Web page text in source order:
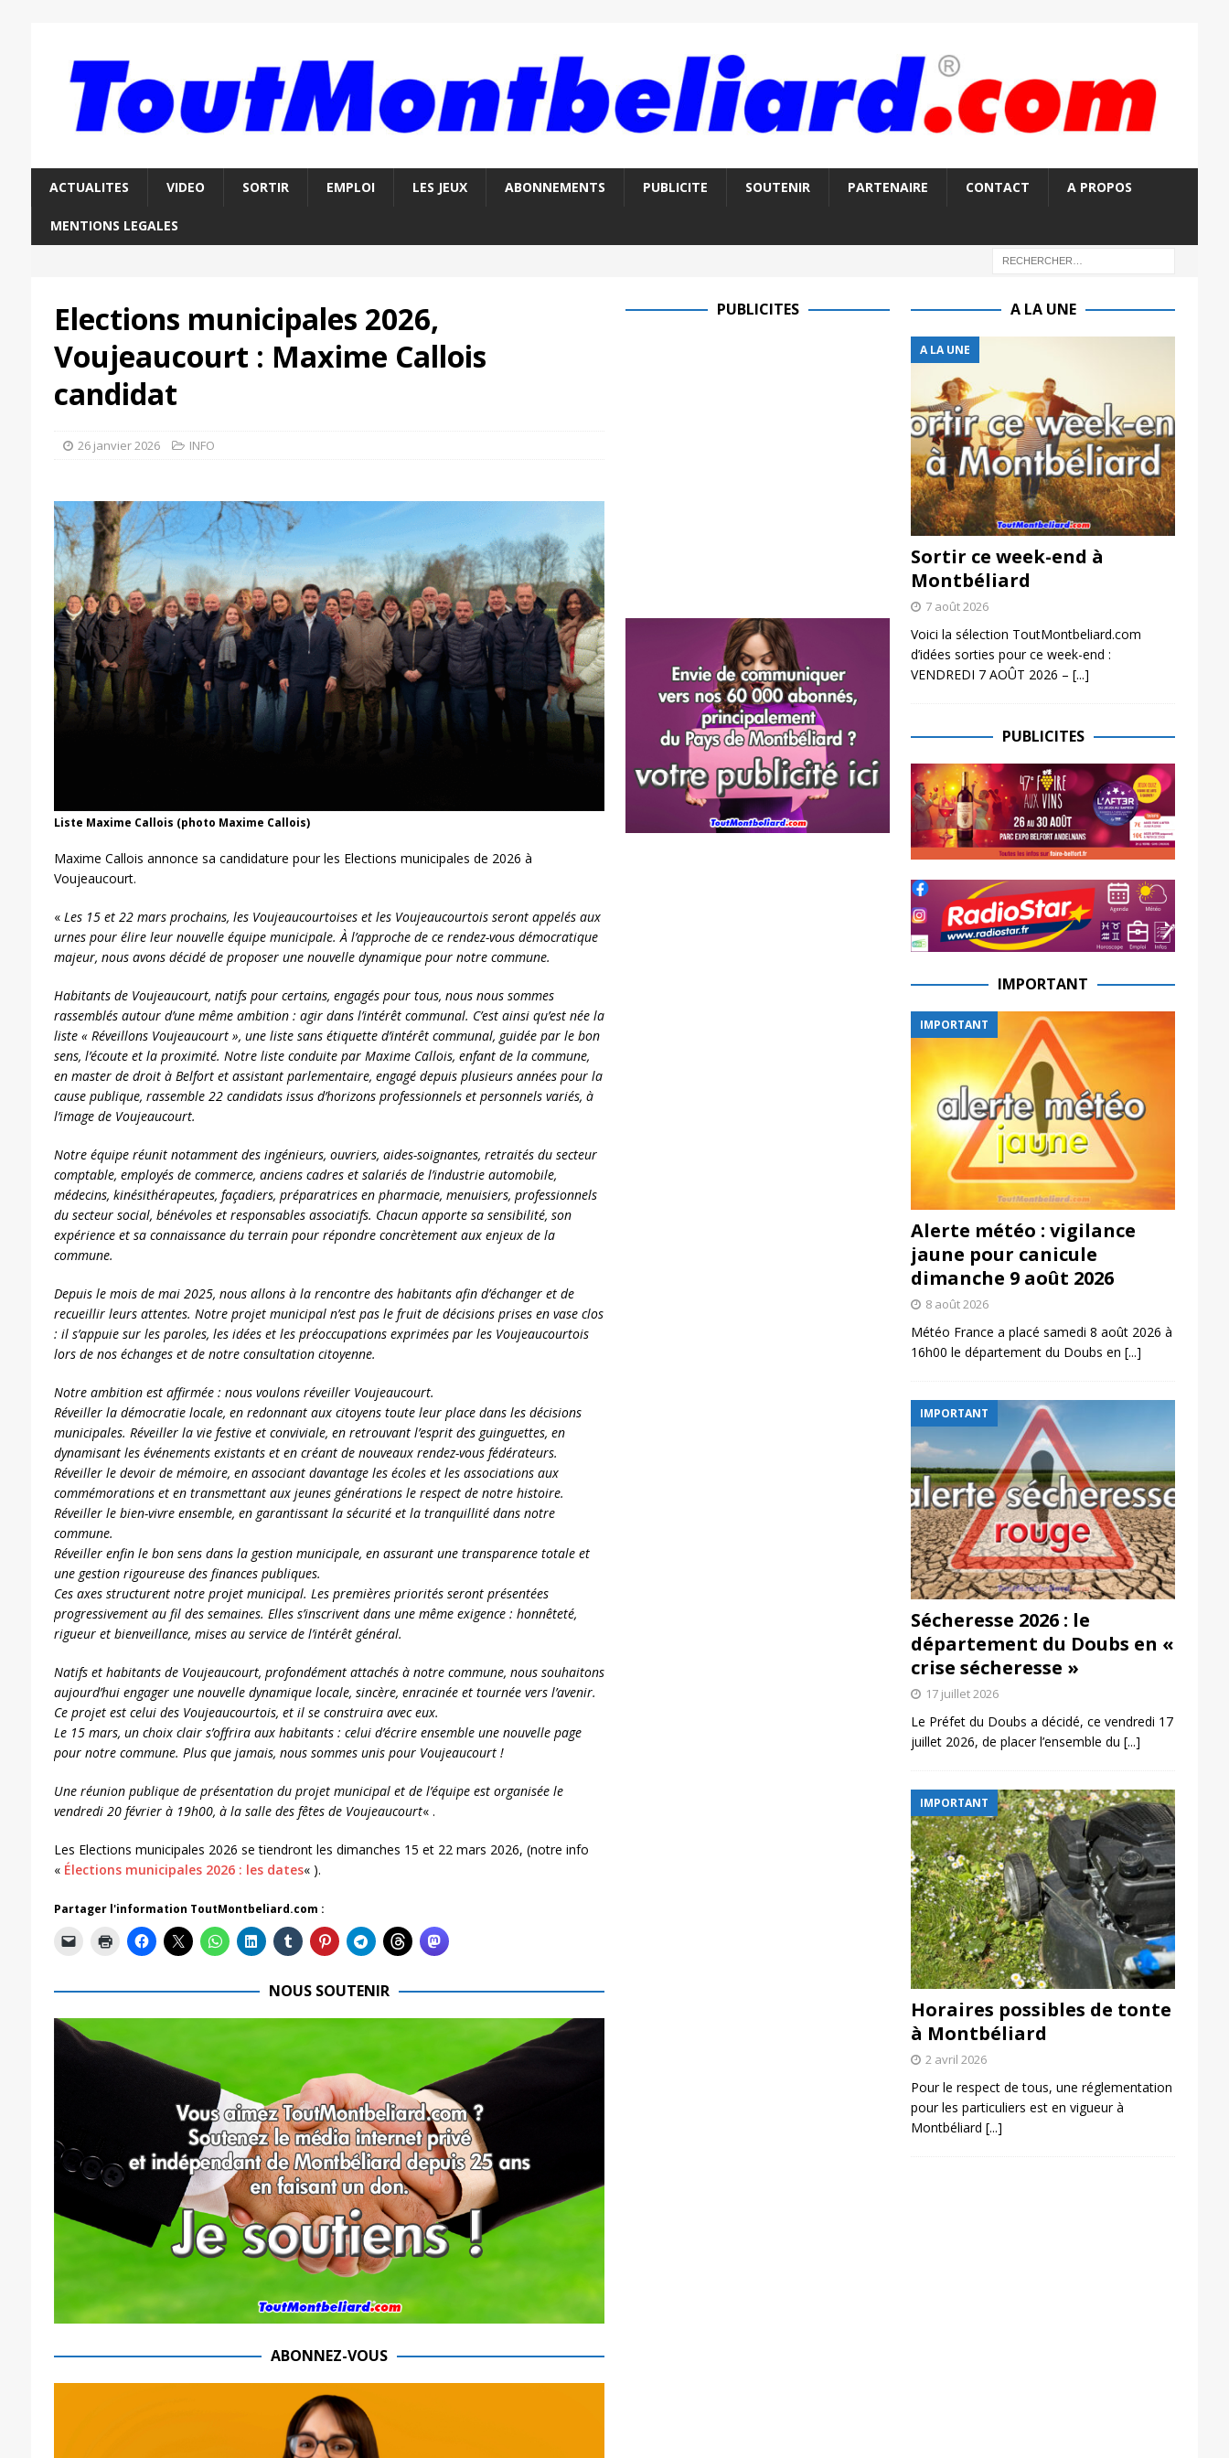
ACTUALITES VIDEO SORTIR EMPLOI LES JEUX ABONNEMENTS PUBLICITE SOUTENIR PARTENAIRE CONTACT A PROPOS
MENTIONS LEGALES
Elections municipales 2026,
Voujeaucourt : Maxime Callois
candidat
26 janvier 2026 INFO
Liste Maxime Callois (photo Maxime Callois)
Maxime Callois annonce sa candidature pour les Elections municipales de 2026 à
Voujeaucourt.
« Les 15 et 22 mars prochains, les Voujeaucourtoises et les Voujeaucourtois seront appelés aux
urnes pour élire leur nouvelle équipe municipale. À l’approche de ce rendez-vous démocratique
majeur, nous avons décidé de proposer une nouvelle dynamique pour notre commune.
Habitants de Voujeaucourt, natifs pour certains, engagés pour tous, nous nous sommes
rassemblés autour d’une même ambition : agir dans l’intérêt communal. C’est ainsi qu’est née la
liste « Réveillons Voujeaucourt », une liste sans étiquette d’intérêt communal, guidée par le bon
sens, l’écoute et la proximité. Notre liste conduite par Maxime Callois, enfant de la commune,
en master de droit à Belfort et assistant parlementaire, engagé depuis plusieurs années pour la
cause publique, rassemble 22 candidats issus d’horizons professionnels et personnels variés, à
l’image de Voujeaucourt.
Notre équipe réunit notamment des ingénieurs, ouvriers, aides-soignantes, retraités du secteur
comptable, employés de commerce, anciens cadres et salariés de l’industrie automobile,
médecins, kinésithérapeutes, façadiers, préparatrices en pharmacie, menuisiers, professionnels
du secteur social, bénévoles et responsables associatifs. Chacun apporte sa sensibilité, son
expérience et sa connaissance du terrain pour répondre concrètement aux enjeux de la
commune.
Depuis le mois de mai 2025, nous allons à la rencontre des habitants afin d’échanger et de
recueillir leurs attentes. Notre projet municipal n’est pas le fruit de décisions prises en vase clos
: il s’appuie sur les paroles, les idées et les préoccupations exprimées par les Voujeaucourtois
lors de nos échanges et de notre consultation citoyenne.
Notre ambition est affirmée : nous voulons réveiller Voujeaucourt.
Réveiller la démocratie locale, en redonnant aux citoyens toute leur place dans les décisions
municipales. Réveiller la vie festive et conviviale, en retrouvant l’esprit des guinguettes, en
dynamisant les événements existants et en créant de nouveaux rendez-vous fédérateurs.
Réveiller le devoir de mémoire, en associant davantage les écoles et les associations aux
commémorations et en transmettant aux jeunes générations le respect de notre histoire.
Réveiller le bien-vivre ensemble, en garantissant la sécurité et la tranquillité dans notre
commune.
Réveiller enfin le bon sens dans la gestion municipale, en assurant une transparence totale et
une gestion rigoureuse des finances publiques.
Ces axes structurent notre projet municipal. Les premières priorités seront présentées
progressivement au fil des semaines. Elles s’inscrivent dans une même exigence : honnêteté,
rigueur et bienveillance, mises au service de l’intérêt général.
Natifs et habitants de Voujeaucourt, profondément attachés à notre commune, nous souhaitons
aujourd’hui engager une nouvelle dynamique locale, sincère, enracinée et tournée vers l’avenir.
Ce projet est celui des Voujeaucourtois, et il se construira avec eux.
Le 15 mars, un choix clair s’offrira aux habitants : celui d’écrire ensemble une nouvelle page
pour notre commune. Plus que jamais, nous sommes unis pour Voujeaucourt !
Une réunion publique de présentation du projet municipal et de l’équipe est organisée le
vendredi 20 février à 19h00, à la salle des fêtes de Voujeaucourt« .
Les Elections municipales 2026 se tiendront les dimanches 15 et 22 mars 2026, (notre info
« Élections municipales 2026 : les dates« ).
Partager l'information ToutMontbeliard.com :
NOUS SOUTENIR
ABONNEZ-VOUS
PUBLICITES A LA UNE
A LA UNE
Sortir ce week-end à
Montbéliard
7 août 2026
Voici la sélection ToutMontbeliard.com
d’idées sorties pour ce week-end :
VENDREDI 7 AOÛT 2026 – [...]
PUBLICITES
IMPORTANT
IMPORTANT
Alerte météo : vigilance
jaune pour canicule
dimanche 9 août 2026
8 août 2026
Météo France a placé samedi 8 août 2026 à
16h00 le département du Doubs en [...]
IMPORTANT
Sécheresse 2026 : le
département du Doubs en «
crise sécheresse »
17 juillet 2026
Le Préfet du Doubs a décidé, ce vendredi 17
juillet 2026, de placer l’ensemble du [...]
IMPORTANT
Horaires possibles de tonte
à Montbéliard
2 avril 2026
Pour le respect de tous, une réglementation
pour les particuliers est en vigueur à
Montbéliard [...]